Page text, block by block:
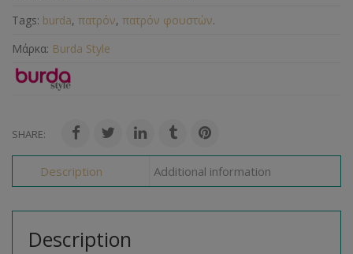
Tags: burda, πατρόν, πατρόν φουστών.
Μάρκα: Burda Style
SHARE:
Description Additional information
Description